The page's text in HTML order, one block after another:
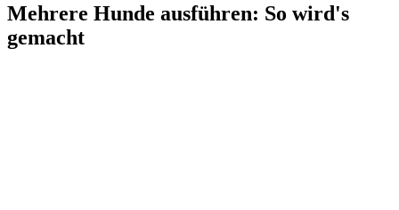
Mehrere Hunde ausführen: So wird's
gemacht